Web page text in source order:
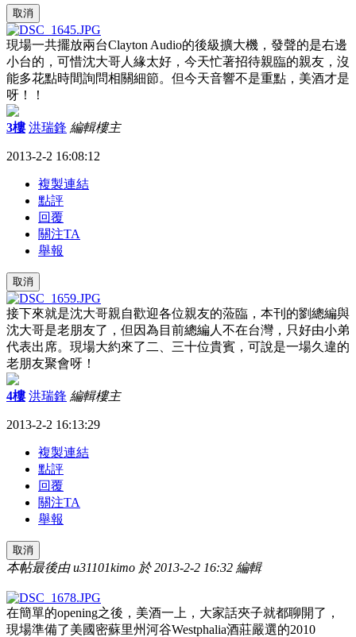
取消
現場一共擺放兩台Clayton Audio的後級擴大機，發聲的是右邊
小台的，可惜沈大哥人緣太好，今天忙著招待親臨的親友，沒
能多花點時間詢問相關細節。但今天音響不是重點，美酒才是
呀！！
3樓 洪瑞鋒 編輯樓主
2013-2-2 16:08:12
複製連結
點評
回覆
關注TA
舉報
取消
接下來就是沈大哥親自歡迎各位親友的蒞臨，本刊的劉總編與
沈大哥是老朋友了，但因為目前總編人不在台灣，只好由小弟
代表出席。現場大約來了二、三十位貴賓，可說是一場久違的
老朋友聚會呀！
4樓 洪瑞鋒 編輯樓主
2013-2-2 16:13:29
複製連結
點評
回覆
關注TA
舉報
取消
本帖最後由 u31101kimo 於 2013-2-2 16:32 編輯
在簡單的opening之後，美酒一上，大家話夾子就都聊開了，
現場準備了美國密蘇里州河谷Westphalia酒莊嚴選的2010